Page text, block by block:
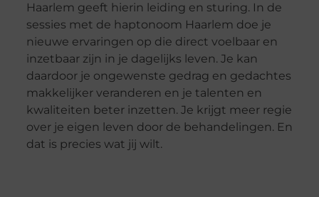
Haarlem geeft hierin leiding en sturing. In de
sessies met de haptonoom Haarlem doe je
nieuwe ervaringen op die direct voelbaar en
inzetbaar zijn in je dagelijks leven. Je kan
daardoor je ongewenste gedrag en gedachtes
makkelijker veranderen en je talenten en
kwaliteiten beter inzetten. Je krijgt meer regie
over je eigen leven door de behandelingen. En
dat is precies wat jij wilt.